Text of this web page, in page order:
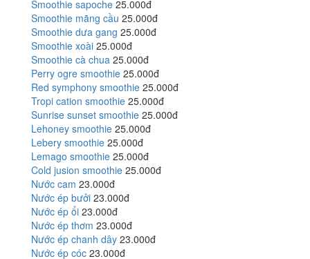
Smoothie sapoche 25.000đ
Smoothie mãng cầu 25.000đ
Smoothie dưa gang 25.000đ
Smoothie xoài 25.000đ
Smoothie cà chua 25.000đ
Perry ogre smoothie 25.000đ
Red symphony smoothie 25.000đ
Tropi cation smoothie 25.000đ
Sunrise sunset smoothie 25.000đ
Lehoney smoothie 25.000đ
Lebery smoothie 25.000đ
Lemago smoothie 25.000đ
Cold jusion smoothie 25.000đ
Nước cam 23.000đ
Nước ép bưởi 23.000đ
Nước ép ổi 23.000đ
Nước ép thơm 23.000đ
Nước ép chanh dây 23.000đ
Nước ép cóc 23.000đ